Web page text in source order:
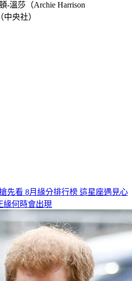
-溫莎（Archie Harrison
中央社）
先看 8月緣分排行榜 這星座遇見心
緣何時會出現